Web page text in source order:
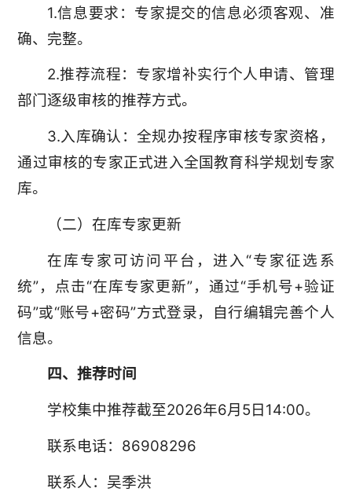
1.信息要求：专家提交的信息必须客观、准
确、完整。
2.推荐流程：专家增补实行个人申请、管理
部门逐级审核的推荐方式。
3.入库确认：全规办按程序审核专家资格，
通过审核的专家正式进入全国教育科学规划专家
库。
（二）在库专家更新
在库专家可访问平台，进入“专家征选系
统”，点击“在库专家更新”，通过“手机号+验证
码”或“账号+密码”方式登录，自行编辑完善个人
信息。
四、推荐时间
学校集中推荐截至2026年6月5日14:00。
联系电话：86908296
联系人：吴季洪